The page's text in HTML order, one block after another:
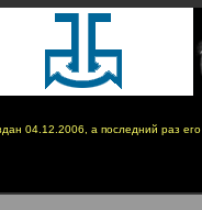
04.12.2006, а последний раз